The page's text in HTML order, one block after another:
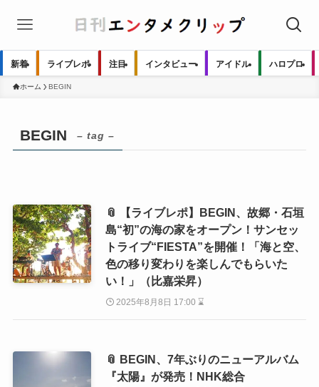
新着 ライブレポ 注目 インタビュー アイドル ハロプロ
ホーム BEGIN
BEGIN – tag –
📎 【ライブレポ】BEGIN、故郷・石垣
島“初”の海の家をオープン！サンセッ
トライブ“FIESTA”を開催！「海と空、
色の移り変わりを楽しんでもらいた
い！」（比嘉栄昇）
2025年8月8日 17:00 ⌛
📎 BEGIN、7年ぶりのニューアルバム
『太陽』が発売！NHK総合